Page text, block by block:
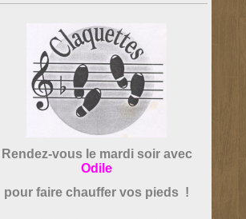
Rendez-vous le mardi soir avec
Odile
pour faire chauffer vos pieds !